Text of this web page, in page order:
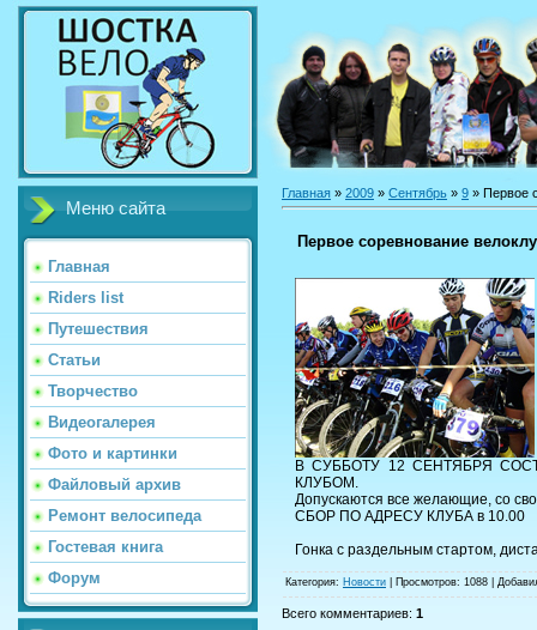
Меню сайта
Главная
Riders list
Путешествия
Статьи
Творчество
Видеогалерея
Фото и картинки
Файловый архив
Ремонт велосипеда
Гостевая книга
Форум
Главная » 2009 » Сентябрь » 9 » Первое
Первое соревнование
В СУББОТУ 12 СЕНТЯБРЯ
КЛУБОМ.
Допускаются все желающие, со
СБОР ПО АДРЕСУ КЛУБА в 10.00
Гонка с раздельным стартом,
Категория: Новости Просмотров: 1088 |
Всего комментариев: 1